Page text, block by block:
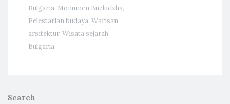
Bulgaria, Monumen Buzludzha,
Pelestarian budaya, Warisan
arsitektur, Wisata sejarah
Bulgaria
Search